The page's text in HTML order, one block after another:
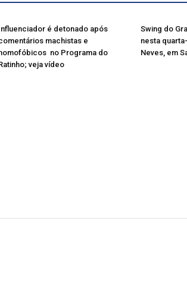
é detonado após
machistas e
homofóbicos no Programa do
veja vídeo
Swing do
nesta
Neves, em